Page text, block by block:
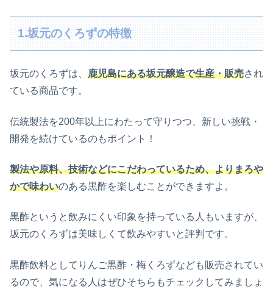
1.坂元のくろずの特徴
坂元のくろずは、 鹿児島にある坂元醸造で生産・販売され
ている商品です。
伝統製法を200年以上にわたって守りつつ、新しい挑戦・
開発を続けているのもポイント！
製法や原料、技術などにこだわっているため、よりまろや
かで味わいのある黒酢を楽しむことができますよ。
黒酢というと飲みにくい印象を持っている人もいますが、
坂元のくろずは美味しくて飲みやすいと評判です。
黒酢飲料としてりんご黒酢・梅くろずなども販売されてい
るので、気になる人はぜひそちらもチェックしてみましょ